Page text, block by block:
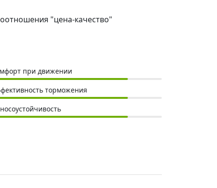
"цена-качество"
при движении
торможения